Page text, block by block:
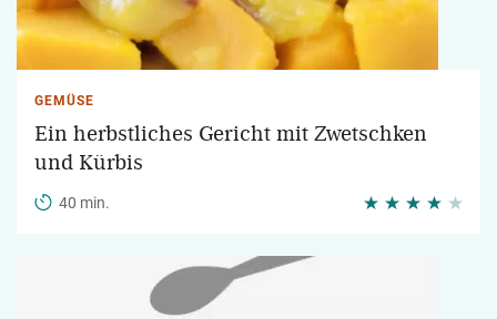
GEMÜSE
Ein herbstliches Gericht mit Zwetschken
und Kürbis
40 min.